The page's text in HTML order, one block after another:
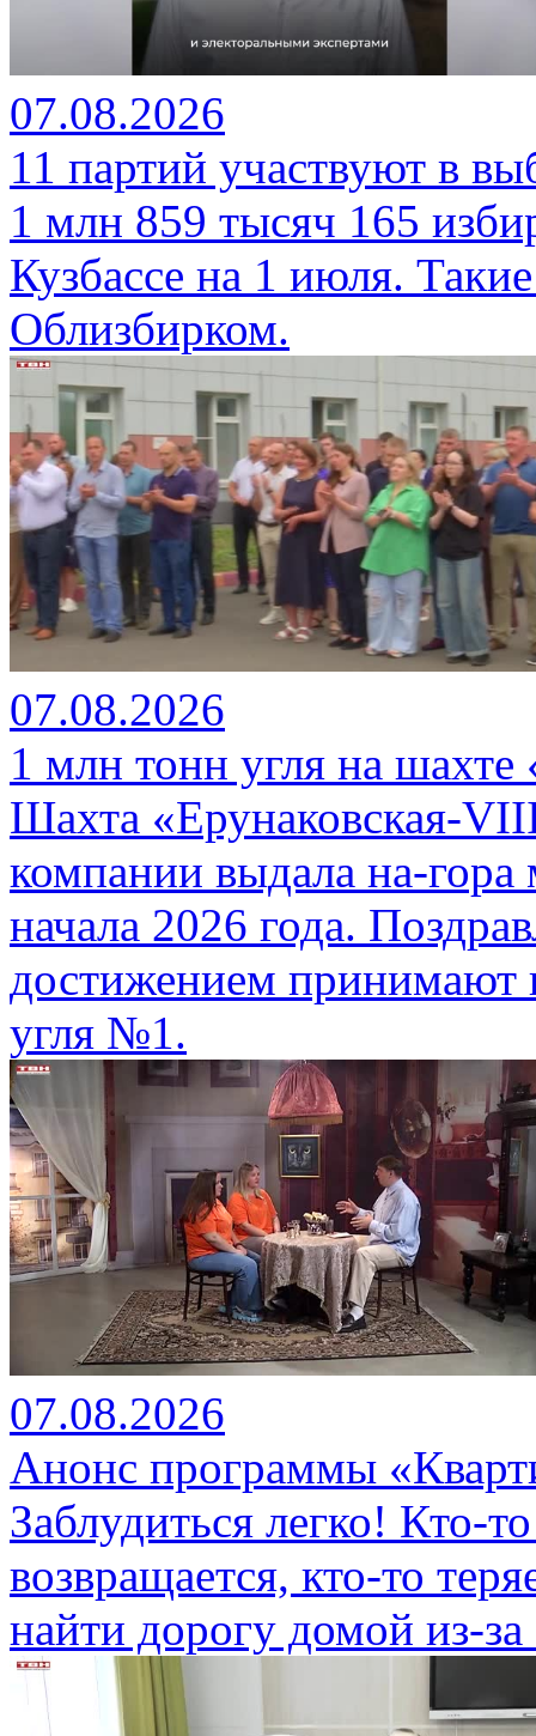
07.08.2026
11 партий участвуют в
1 млн 859 тысяч 165
Кузбассе на 1 июля.
Облизбирком.
07.08.2026
1 млн тонн угля на
Шахта «Ерунаковская-
компании выдала на-
начала 2026 года.
достижением принимают
угля №1.
07.08.2026
Анонс программы
Заблудиться легко! Кто-
возвращается, кто-то
найти дорогу домой из-за